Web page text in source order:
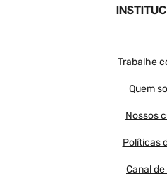
Trabalhe
Quem
Nossos
Políticas
Canal